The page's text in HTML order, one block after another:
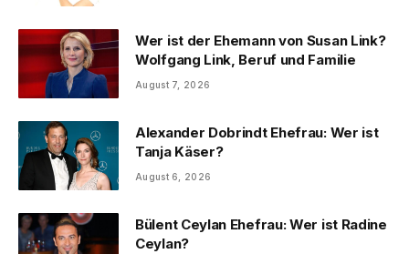
Wer ist der Ehemann von Susan Link?
Wolfgang Link, Beruf und Familie
August 7, 2026
Alexander Dobrindt Ehefrau: Wer ist
Tanja Käser?
August 6, 2026
Bülent Ceylan Ehefrau: Wer ist Radine
Ceylan?